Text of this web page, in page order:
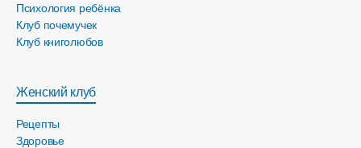
Психология ребёнка
Клуб почемучек
Клуб книголюбов
Женский клуб
Рецепты
Здоровье